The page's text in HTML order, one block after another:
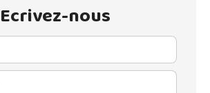
Ecrivez-nous